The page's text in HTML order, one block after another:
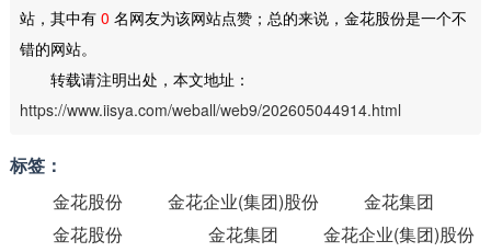
站，其中有 0 名网友为该网站点赞；总的来说，金花股份是一个不
错的网站。
转载请注明出处，本文地址：
https://www.iisya.com/weball/web9/202605044914.html
标签：
金花股份
金花企业(集团)股份
有限公司西安金花
金花集团
金花股份
金花集团
金花企业(集团)股份